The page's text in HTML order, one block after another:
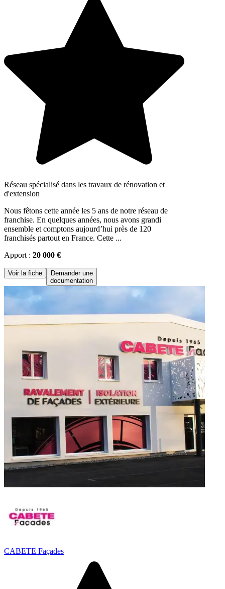
Réseau spécialisé dans les travaux de rénovation et
d'extension
Nous fêtons cette année les 5 ans de notre réseau de
franchise. En quelques années, nous avons grandi
ensemble et comptons aujourd’hui près de 120
franchisés partout en France. Cette ...
Apport : 20 000 €
Voir la fiche
Demander une
documentation
CABETE Façades